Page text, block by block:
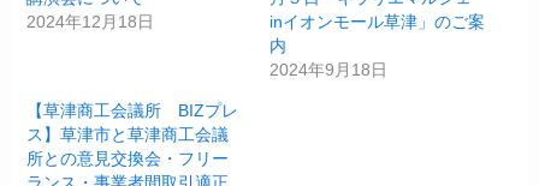
2024年12月18日
inイオンモール草津」のご案
内
2024年9月18日
【草津商工会議所 BIZプレ
ス】草津市と草津商工会議
所との意見交換会・フリー